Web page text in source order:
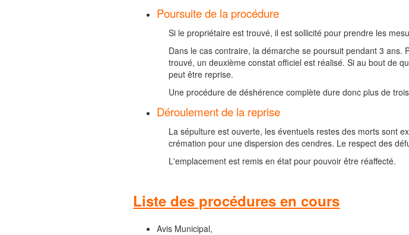
Poursuite de la procédure
Si le propriétaire est trouvé, il est sollicité pour prendre les
Dans le cas contraire, la démarche se poursuit pendant 3
trouvé, un deuxième constat officiel est réalisé. Si au bout de
peut être reprise.
Une procédure de déshérence complète dure donc plus de
Déroulement de la reprise
La sépulture est ouverte, les éventuels restes des morts sont
crémation pour une dispersion des cendres. Le respect des
L'emplacement est remis en état pour pouvoir être réaffecté.
Liste des procédures en cours
Avis Municipal,